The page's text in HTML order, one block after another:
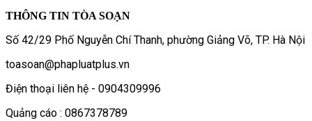
THÔNG TIN TÒA SOẠN
Số 42/29 Phố Nguyễn Chí Thanh, phường Giảng Võ, TP. Hà Nội
toasoan@phapluatplus.vn
Điện thoại liên hệ - 0904309996
Quảng cáo : 0867378789